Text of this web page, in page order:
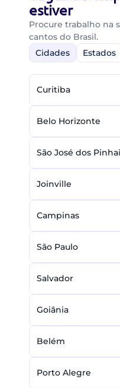
estiver
Procure trabalho na
cantos do Brasil.
Cidades
Estados
Curitiba
Belo Horizonte
São José dos
Joinville
Campinas
São Paulo
Salvador
Goiânia
Belém
Porto Alegre